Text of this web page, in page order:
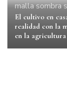
malla sombra
El cultivo en
realidad con la
en la